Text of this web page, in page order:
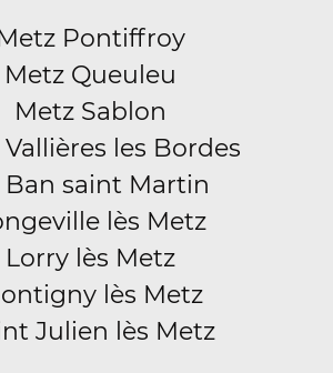
Pontiffroy
Metz Queuleu
Metz Sablon
les Bordes
Ban saint Martin
lès Metz
Lorry lès Metz
lès Metz
Julien lès Metz